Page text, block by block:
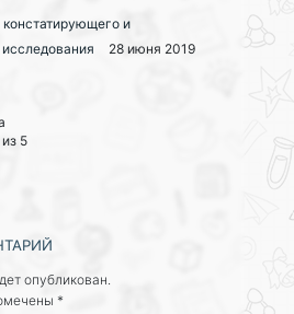
констатирующего и
28 июня 2019
5
опубликован.
*